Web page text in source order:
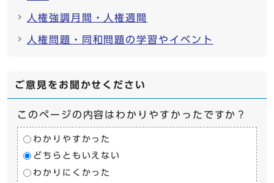
人権強調月間・人権週間
人権問題・同和問題の学習やイベント
ご意見をお聞かせください
このページの内容はわかりやすかったですか？
わかりやすかった
どちらともいえない
わかりにくかった